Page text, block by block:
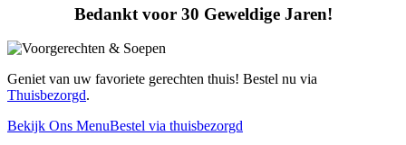
Bedankt voor 30 Geweldige Jaren!
Geniet van uw favoriete gerechten thuis! Bestel nu via
Thuisbezorgd.
Bekijk Ons MenuBestel via thuisbezorgd